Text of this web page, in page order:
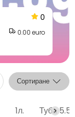
0
0.00 euro
Сортиране
1л. Туба